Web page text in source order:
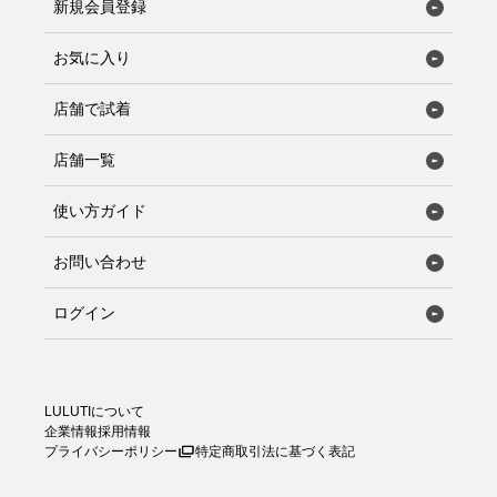
新規会員登録
お気に入り
店舗で試着
店舗一覧
使い方ガイド
お問い合わせ
ログイン
LULUTIについて
企業情報採用情報
プライバシーポリシー
特定商取引法に基づく表記